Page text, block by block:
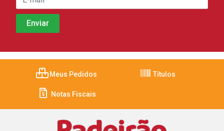
Meus Pedidos Títulos
Notas Fiscais